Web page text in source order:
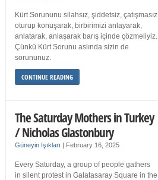
Kürt Sorununu silahsız, şiddetsiz, çatışmasız
oturup konuşarak, birbirimizi anlayarak,
anlatarak, anlaşarak barış içinde çözmeliyiz.
Çünkü Kürt Sorunu aslında sizin de
sorununuz.
CONTINUE READING
The Saturday Mothers in Turkey
/ Nicholas Glastonbury
Güneyin Işıkları | February 16, 2025
Every Saturday, a group of people gathers
in silent protest in Galatasaray Square in the